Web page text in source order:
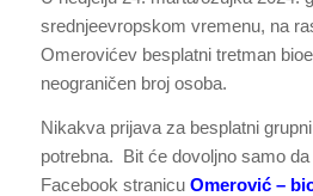
srednjeevropskom vremenu, na
Omerovićev besplatni tretman
neograničen broj osoba.
Nikakva prijava za besplatni
potrebna. Bit će dovoljno samo da
Facebook stranicu Omerović –